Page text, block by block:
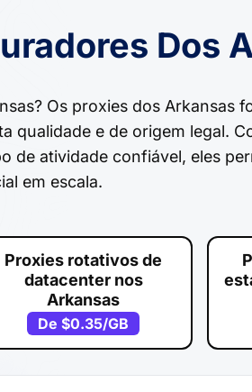
Dos
Os proxies dos Arkansas
qualidade e de origem legal.
de atividade confiável, eles
em escala.
Proxies rotativos de
datacenter nos
Arkansas
De$0.35/GB